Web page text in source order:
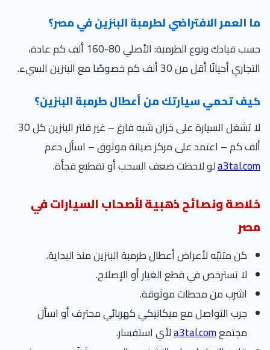
العمر الافتراضي لطرمبة البنزين في مصر؟
حسب قيادك ونوع الطرمبة: الأصلي 80-160 ألف كم عادة،
أحيانًا أقل من 30 ألف كم خصوصًا مع البنزين السيء.
تحمي سيارتك من أعطال طرمبة البنزين؟
لا تشغل السيارة على خزان شبه فارغ – غير فلتر البنزين كل 30
كم – اعتمد على مركز صيانة موثوق – اسأل دعم
لو لاحظت ضعف السحب أو تقطيع فجأة.
ونصائح ذهبية لأصحاب السيارات في
كن متنبّه لأعراض أعطال طرمبة البنزين منذ البداية.
لا تسترخص في قطع الغيار أو الإصلاح.
اشرب من محطات موثوقة.
جرب التواصل مع ميكانيكي كهربائي محترف أو اسأل
مجتمعa3tal.comلأي استفسار.